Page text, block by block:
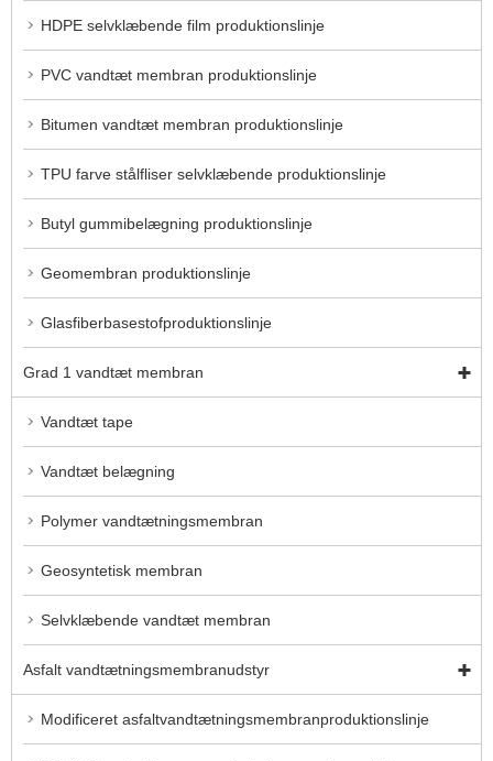
HDPE selvklæbende film produktionslinje
PVC vandtæt membran produktionslinje
Bitumen vandtæt membran produktionslinje
TPU farve stålfliser selvklæbende produktionslinje
Butyl gummibelægning produktionslinje
Geomembran produktionslinje
Glasfiberbasestofproduktionslinje
Grad 1 vandtæt membran
Vandtæt tape
Vandtæt belægning
Polymer vandtætningsmembran
Geosyntetisk membran
Selvklæbende vandtæt membran
Asfalt vandtætningsmembranudstyr
Modificeret asfaltvandtætningsmembranproduktionslinje